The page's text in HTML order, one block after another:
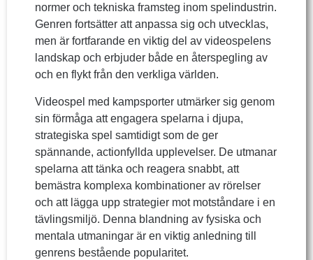
normer och tekniska framsteg inom spelindustrin.
Genren fortsätter att anpassa sig och utvecklas,
men är fortfarande en viktig del av videospelens
landskap och erbjuder både en återspegling av
och en flykt från den verkliga världen.
Videospel med kampsporter utmärker sig genom
sin förmåga att engagera spelarna i djupa,
strategiska spel samtidigt som de ger
spännande, actionfyllda upplevelser. De utmanar
spelarna att tänka och reagera snabbt, att
bemästra komplexa kombinationer av rörelser
och att lägga upp strategier mot motståndare i en
tävlingsmiljö. Denna blandning av fysiska och
mentala utmaningar är en viktig anledning till
genrens bestående popularitet.